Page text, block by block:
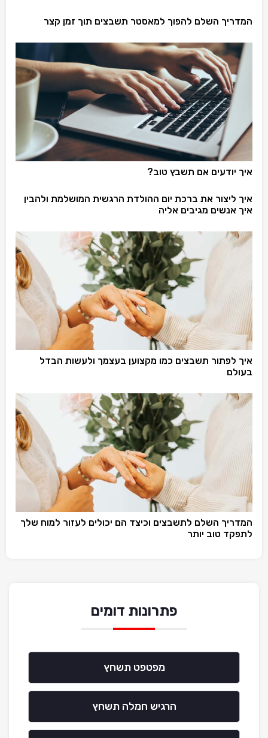
המדריך השלם להפוך למאסטר תשבצים תוך זמן קצר
איך יודעים אם תשבץ טוב?
איך ליצור את ברכת יום ההולדת הרגשית המושלמת ולהבין
איך אנשים מגיבים אליה
איך לפתור תשבצים כמו מקצוען בעצמך ולעשות הבדל
בעולם
המדריך השלם לתשבצים וכיצד הם יכולים לעזור למוח שלך
לתפקד טוב יותר
פתרונות דומים
מפטפט תשחץ
הרגיש חמלה תשחץ